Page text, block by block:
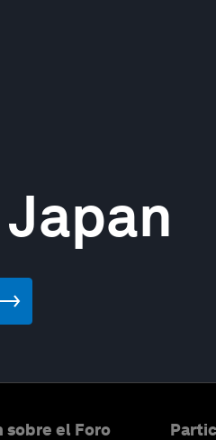
sobre el Foro